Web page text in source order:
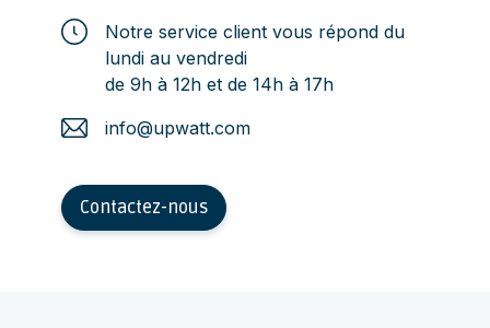
Notre service client vous répond du
lundi au vendredi
de 9h à 12h et de 14h à 17h
info@upwatt.com
Contactez-nous